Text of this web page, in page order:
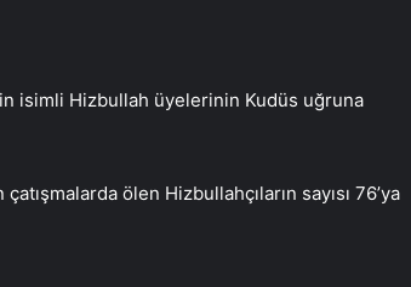
isimli Hizbullah üyelerinin Kudüs uğruna
ölen Hizbullahçıların sayısı 76’ya